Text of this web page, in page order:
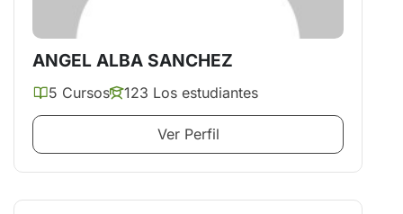
ANGEL ALBA SANCHEZ
5 Cursos 123 Los estudiantes
Ver Perfil